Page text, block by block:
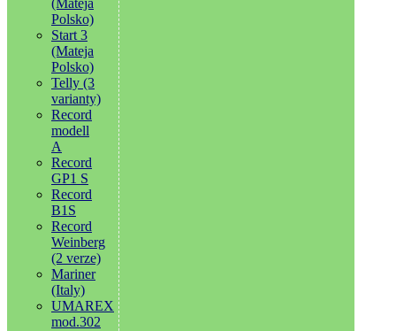
(Mateja
Polsko)
Start 3
(Mateja
Polsko)
Telly (3
varianty)
Record
modell
A
Record
GP1 S
Record
B1S
Record
Weinberg
(2 verze)
Mariner
(Italy)
UMAREX
mod.302